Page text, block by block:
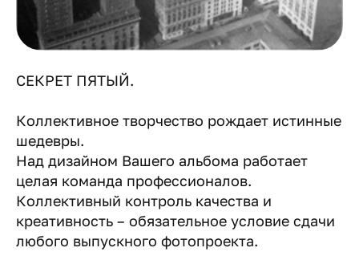
СЕКРЕТ ПЯТЫЙ.
Коллективное творчество рождает истинные
шедевры.
Над дизайном Вашего альбома работает
целая команда профессионалов.
Коллективный контроль качества и
креативность – обязательное условие сдачи
любого выпускного фотопроекта.